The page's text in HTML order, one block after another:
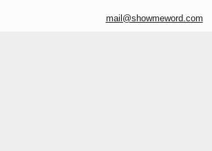
mail@showmeword.com